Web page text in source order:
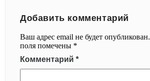
Добавить комментарий
Ваш адрес email не будет опубликован.
поля помечены *
Комментарий *